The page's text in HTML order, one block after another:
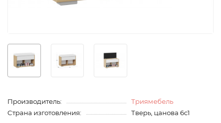
Производитель:
Триямебель
Страна изготовления:
Тверь, цанова 6с1